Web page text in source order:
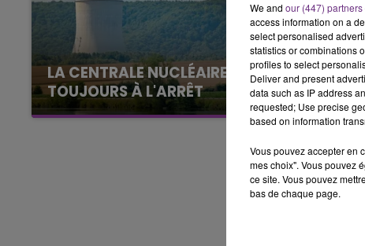
LA CENTRALE NUCLÉAIRE DE CHOOZ
TOUJOURS À L'ARRÊT
Cela fait déjà une semaine que la centrale
nucléaire ardennaise est à l'arrêt. Une situation
justifiée par la sécheresse intense qui est
We and our (447) partners
access information on a
select personalised
statistics or combinations
profiles to select
Deliver and present
data such as IP address
requested; Use precise
based on information
Vous pouvez accepter en
mes choix". Vous pouvez
ce site. Vous pouvez
bas de chaque page.